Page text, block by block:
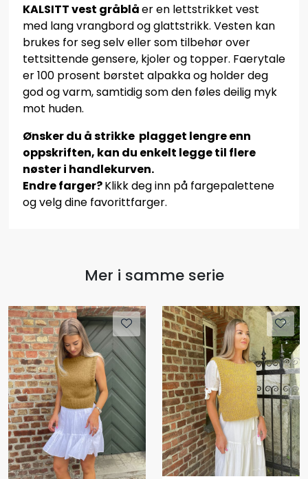
KALSITT vest gråblåer en lettstrikket vest
med lang vrangbord og glattstrikk. Vesten kan
brukes for seg selv eller som tilbehør over
tettsittende gensere, kjoler og topper. Faerytale
er 100 prosent børstet alpakka og holder deg
god og varm, samtidig som den føles deilig myk
mot huden.
Ønsker du å strikke plagget lengre enn
oppskriften, kan du enkelt legge til flere
nøster i handlekurven.
Endre farger?Klikk deg inn på fargepalettene
og velg dine favorittfarger.
Mer i samme serie